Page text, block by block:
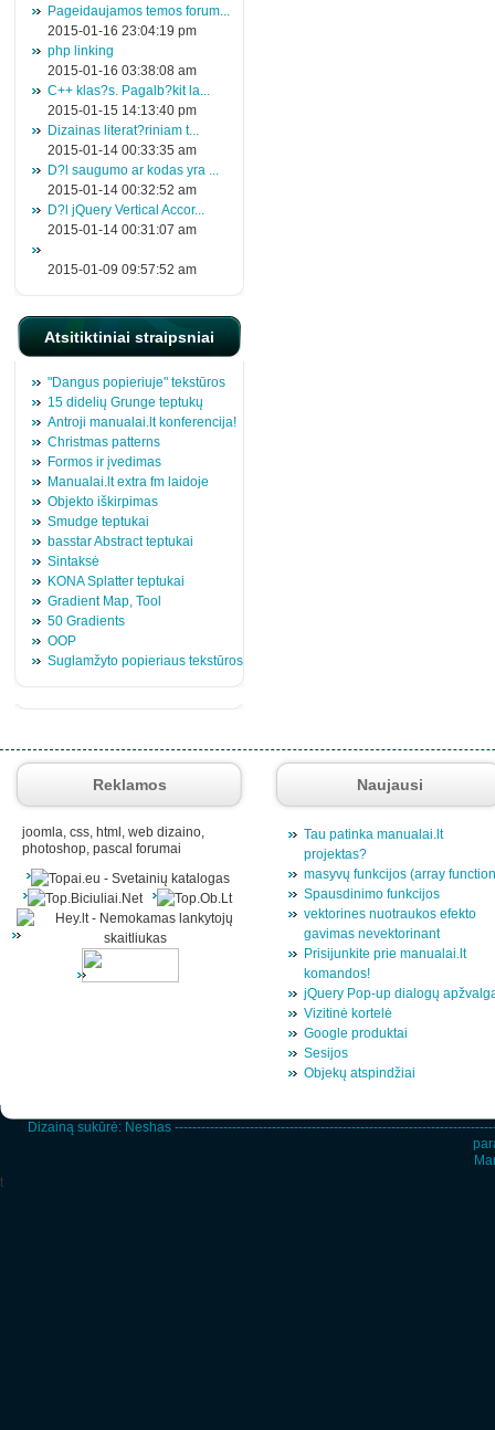
Pageidaujamos temos forum...
2015-01-16 23:04:19 pm
php linking
2015-01-16 03:38:08 am
C++ klas?s. Pagalb?kit la...
2015-01-15 14:13:40 pm
Dizainas literat?riniam t...
2015-01-14 00:33:35 am
D?l saugumo ar kodas yra ...
2015-01-14 00:32:52 am
D?l jQuery Vertical Accor...
2015-01-14 00:31:07 am
2015-01-09 09:57:52 am
Atsitiktiniai straipsniai
"Dangus popieriuje" tekstūros
15 didelių Grunge teptukų
Antroji manualai.lt konferencija!
Christmas patterns
Formos ir įvedimas
Manualai.lt extra fm laidoje
Objekto iškirpimas
Smudge teptukai
basstar Abstract teptukai
Sintaksė
KONA Splatter teptukai
Gradient Map, Tool
50 Gradients
OOP
Suglamžyto popieriaus tekstūros
Reklamos
joomla, css, html, web dizaino,
photoshop, pascal forumai
Naujausi
Tau patinka manualai.lt
projektas?
masyvų funkcijos (array
Spausdinimo funkcijos
vektorines nuotraukos efekto
gavimas nevektorinant
Prisijunkite prie manualai.lt
komandos!
jQuery Pop-up dialogų
Vizitinė kortelė
Google produktai
Sesijos
Objekų atspindžiai
Dizainą sukūrė: Neshas
t